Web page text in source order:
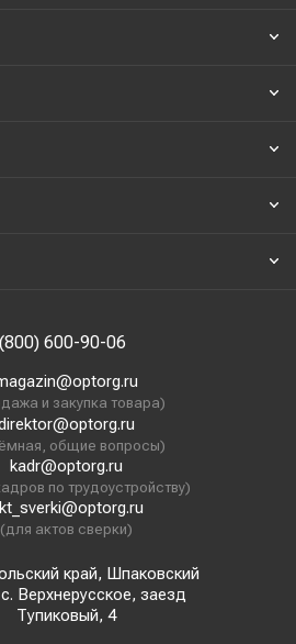
600-90-06
и закупка товара)
общие вопросы)
kadr@optorg.ru
по трудоустройству)
(для актов сверки)
край, Шпаковский
Верхнерусское, заезд
Тупиковый, 4